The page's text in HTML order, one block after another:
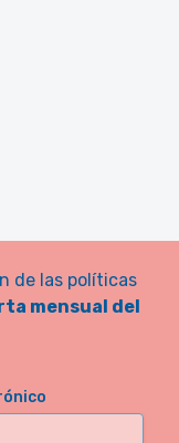
de las políticas
mensual del